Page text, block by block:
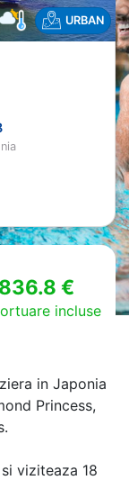
URBAN
€
incluse
in Japonia
Princess,
viziteaza 18